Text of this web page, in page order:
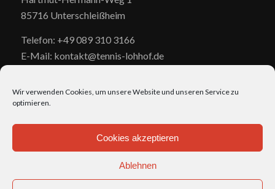
Wir verwenden Cookies, um unsere Website und unseren Service zu
optimieren.
Cookies akzeptieren
Ablehnen
85716 Unterschleißheim
Telefon: +49 089 310 3166
E-Mail: kontakt@tennis-lohhof.de
ÖFFNUNGSZEITEN